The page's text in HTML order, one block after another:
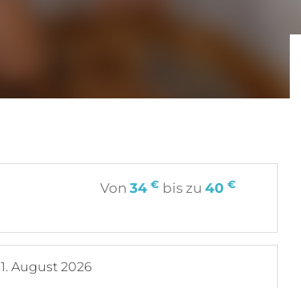
Von34 € bis zu40 €
1. August 2026